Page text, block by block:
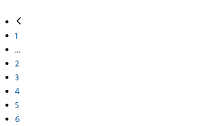
1
...
2
3
4
5
6